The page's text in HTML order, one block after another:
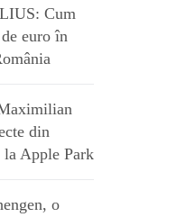
Cum
euro în
din
la Apple Park
o